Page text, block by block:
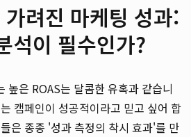
려진 마케팅 성과:
석이 필수인가?
높은 ROAS는 달콤한 유혹과 같습니
캠페인이 성공적이라고 믿고 싶어 합
은 종종 '성과 측정의 착시 효과'를 만